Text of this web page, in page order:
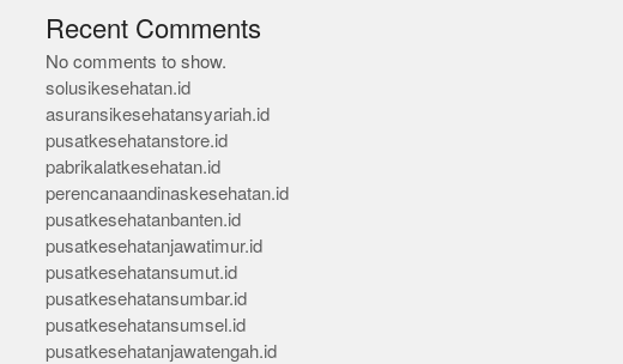
Recent Comments
No comments to show.
solusikesehatan.id
asuransikesehatansyariah.id
pusatkesehatanstore.id
pabrikalatkesehatan.id
perencanaandinaskesehatan.id
pusatkesehatanbanten.id
pusatkesehatanjawatimur.id
pusatkesehatansumut.id
pusatkesehatansumbar.id
pusatkesehatansumsel.id
pusatkesehatanjawatengah.id